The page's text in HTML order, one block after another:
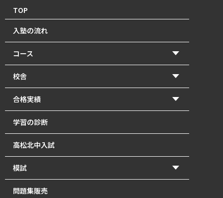
TOP
入塾の流れ
コース
【2026年度前期】小学5・6年生(北中受験コース)
【2026年度前期】小学5・6年生(一般進学コース)
【2026年度前期】中学1･2年生
【2026年度前期】中学3年生
塾長直接指導の「塾長クラス」｜瓦町で中学生の個別
指導
【2026年度前期】高校1～3年生・既卒生
校舎
香東校（円座町）
瓦町校
合格実績
2026年 高校入試 合格体験記
2025年 高校入試 合格体験記
2025年 北中入試 合格体験記
学習の診断
高松北中入試
模試
かとうもし
問題集販売